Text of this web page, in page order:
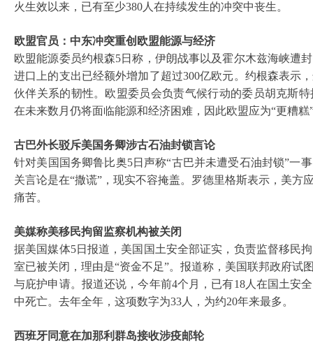
火生效以来，已有至少380人在持续发生的冲突中丧生。
欧盟官员：中东冲突重创欧盟能源与经济
欧盟能源委员约根森5日称，伊朗战事以及霍尔木兹海峡遭
进口上的支出已经额外增加了超过300亿欧元。约根森表示
伙伴关系的韧性。欧盟委员会负责气候行动的委员胡克斯
在未来数月仍将面临能源和经济困难，因此欧盟应为“更糟糕
古巴外长驳斥美国务卿涉古石油封锁言论
针对美国国务卿鲁比奥5日声称“古巴并未遭受石油封锁”一
关言论是在“撒谎”，现实不容掩盖。罗德里格斯表示，美方
痛苦。
美媒称美移民拘留监察机构被关闭
据美国媒体5日报道，美国国土安全部证实，负责监督移民
室已被关闭，理由是“资金不足”。报道称，美国联邦政府试
与庇护申请。报道还说，今年前4个月，已有18人在国土安
中死亡。去年全年，这项数字为33人，为约20年来最多。
西班牙同意在加那利群岛接收涉疫邮轮